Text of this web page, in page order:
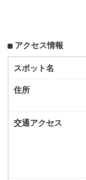
アクセス情報
スポット名
住所
交通アクセス